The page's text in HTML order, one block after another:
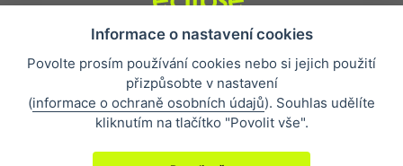
Obchodní podmínky
Nejčastější otázky
Ochrana osobních údajů
O společnosti
Whistleblowing
Informace o nastavení cookies
Povolte prosím používání cookies nebo si jejich použití
přizpůsobte v nastavení
(informace o ochraně osobních údajů). Souhlas udělíte
kliknutím na tlačítko "Povolit vše".